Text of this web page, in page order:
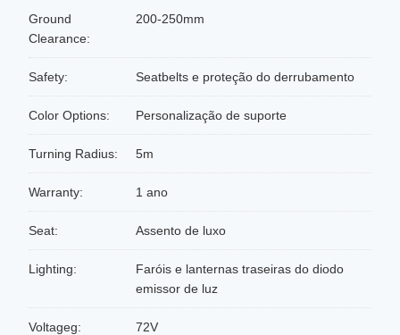
Ground
Clearance:
200-250mm
Safety: Seatbelts e proteção do derrubamento
Color Options: Personalização de suporte
Turning Radius: 5m
Warranty: 1 ano
Seat: Assento de luxo
Lighting:
Faróis e lanternas traseiras do diodo
emissor de luz
Voltageg: 72V